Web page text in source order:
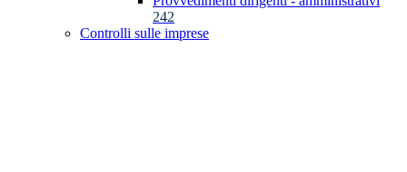
242
Controlli sulle imprese